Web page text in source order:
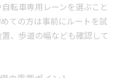
転車専用レーンを選ぶこと
ての方は事前にルートを試
、歩道の幅なども確認して